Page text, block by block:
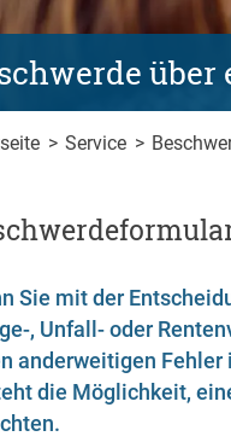
> Service >
Sie mit der
, Unfall- oder
anderweitigen
die Möglichkeit,